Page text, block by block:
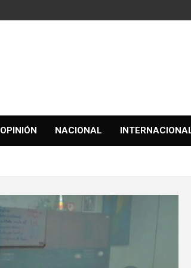
OPINIÓN NACIONAL